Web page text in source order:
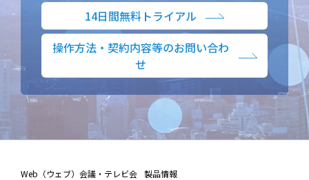
14日間無料トライアル
操作方法・契約内容等のお問い合わ
せ
Web（ウェブ）会議・テレビ会 製品情報